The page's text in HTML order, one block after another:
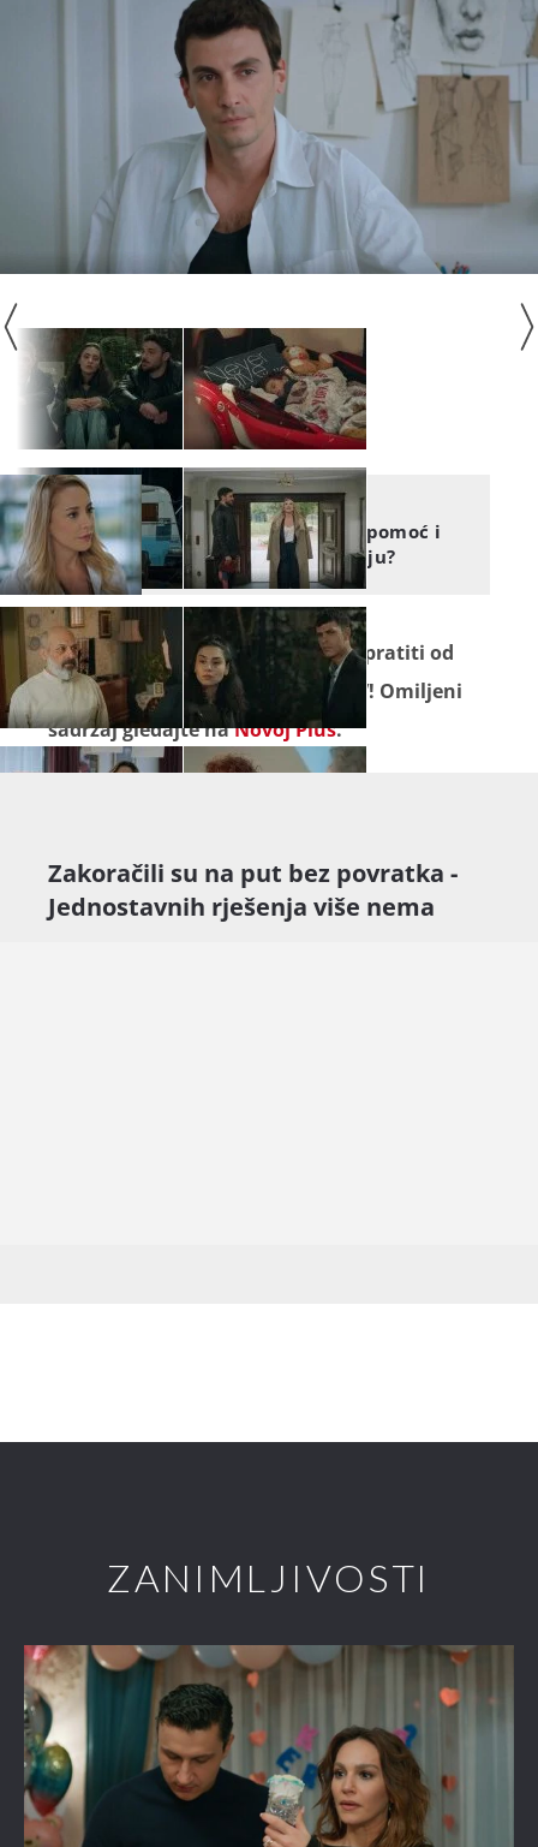
DIVLJE SRCE
Divlje srce: Svima želi biti pomoć i
utjeha - Brine li netko za nju?
Seriju " Divlje srce" ne propustite pratiti od
ponedjeljka do petka na Novoj TV! Omiljeni
sadržaj gledajte naNovoj Plus.
Zakoračili su na put bez povratka -
Jednostavnih rješenja više nema
ZANIMLJIVOSTI